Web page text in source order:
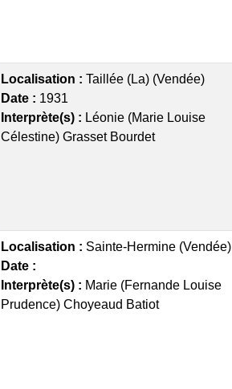
Localisation : Taillée (La) (Vendée)
Date : 1931
Interprète(s) : Léonie (Marie Louise
Célestine) Grasset Bourdet
Localisation : Sainte-Hermine (Vendée)
Date :
Interprète(s) : Marie (Fernande Louise
Prudence) Choyeaud Batiot